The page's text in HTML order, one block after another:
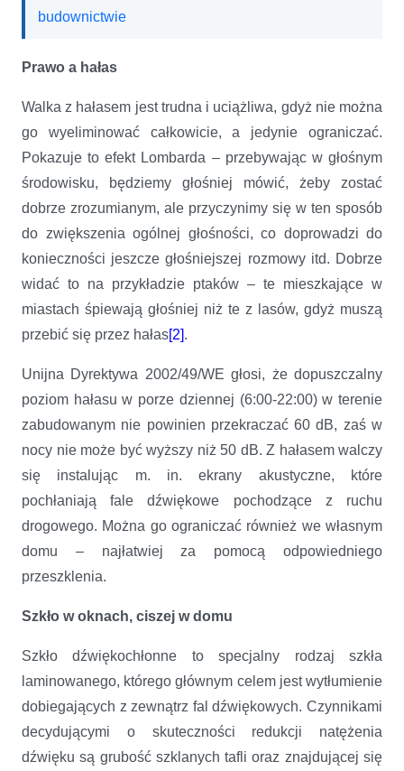
budownictwie
Prawo a hałas
Walka z hałasem jest trudna i uciążliwa, gdyż nie można
go wyeliminować całkowicie, a jedynie ograniczać.
Pokazuje to efekt Lombarda – przebywając w głośnym
środowisku, będziemy głośniej mówić, żeby zostać
dobrze zrozumianym, ale przyczynimy się w ten sposób
do zwiększenia ogólnej głośności, co doprowadzi do
konieczności jeszcze głośniejszej rozmowy itd. Dobrze
widać to na przykładzie ptaków – te mieszkające w
miastach śpiewają głośniej niż te z lasów, gdyż muszą
przebić się przez hałas[2].
Unijna Dyrektywa 2002/49/WE głosi, że dopuszczalny
poziom hałasu w porze dziennej (6:00-22:00) w terenie
zabudowanym nie powinien przekraczać 60 dB, zaś w
nocy nie może być wyższy niż 50 dB. Z hałasem walczy
się instalując m. in. ekrany akustyczne, które
pochłaniają fale dźwiękowe pochodzące z ruchu
drogowego. Można go ograniczać również we własnym
domu – najłatwiej za pomocą odpowiedniego
przeszklenia.
Szkło w oknach, ciszej w domu
Szkło dźwiękochłonne to specjalny rodzaj szkła
laminowanego, którego głównym celem jest wytłumienie
dobiegających z zewnątrz fal dźwiękowych. Czynnikami
decydującymi o skuteczności redukcji natężenia
dźwięku są grubość szklanych tafli oraz znajdującej się